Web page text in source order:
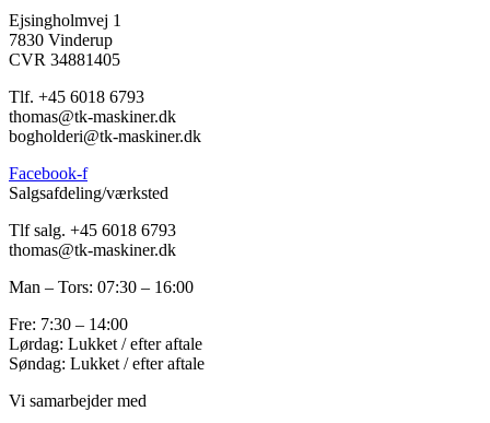
Ejsingholmvej 1
7830 Vinderup
CVR 34881405
​Tlf. +45 6018 6793
thomas@tk-maskiner.dk
bogholderi@tk-maskiner.dk
Facebook-f
Salgsafdeling/værksted
Tlf salg. +45 6018 6793
thomas@tk-maskiner.dk
Man – Tors: 07:30 – 16:00
Fre: 7:30 – 14:00
Lørdag: Lukket / efter aftale
Søndag: Lukket / efter aftale
Vi samarbejder med